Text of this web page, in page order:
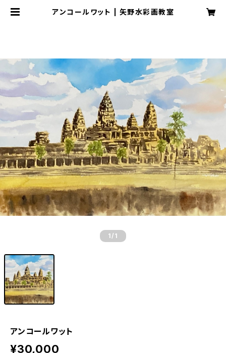
アンコールワット | 矢野水彩画教室
1 /1
アンコールワット
¥30,000